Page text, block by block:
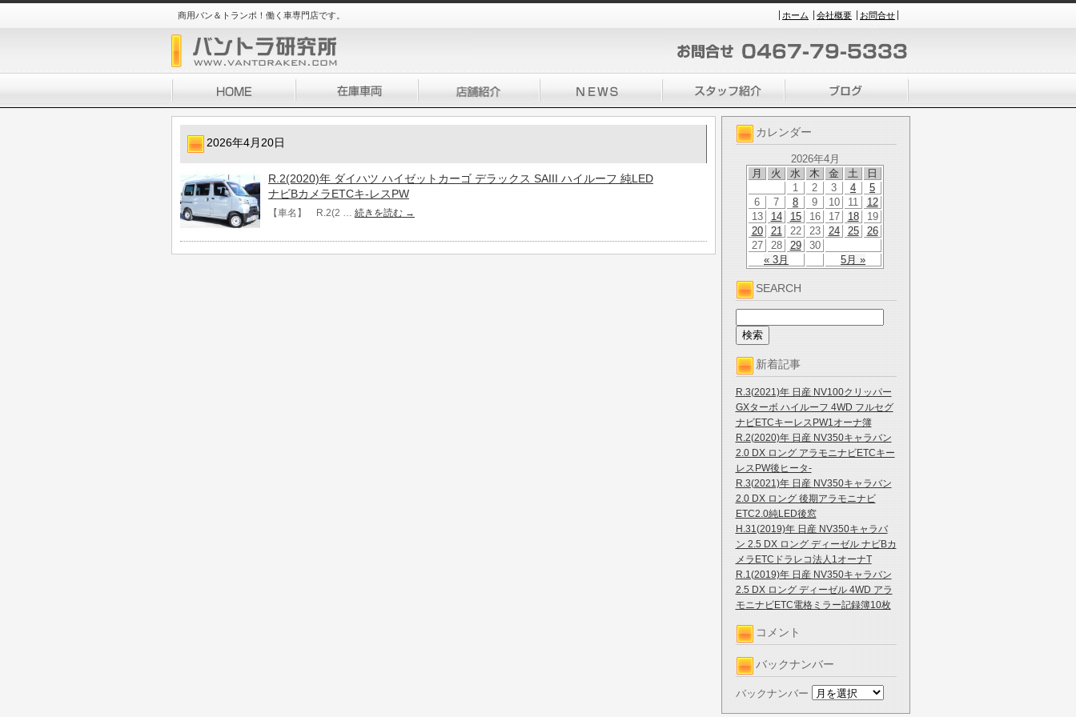
商用バン＆トランポ！働く車専門店です。 ホーム 会社概要 お問合せ
カレンダー
2026年4月
月
火 水 木 金 土 日
« 3月 5月 »
1 2 3 4
5
6
7 8 9 10 11
12
13
14 15 16 17 18
19
20
21 22 23 24 25
26
27
28 29 30
SEARCH
新着記事
R.3(2021)年 日産 NV100クリッパー
GXターボ ハイルーフ 4WD フルセグ
ナビETCキーレスPW1オーナ簿
R.2(2020)年 日産 NV350キャラバン
2.0 DX ロング アラモニナビETCキー
レスPW後ヒータ-
R.3(2021)年 日産 NV350キャラバン
2.0 DX ロング 後期アラモニナビ
ETC2.0純LED後窓
H.31(2019)年 日産 NV350キャラバ
ン 2.5 DX ロング ディーゼル ナビBカ
メラETCドラレコ法人1オーナT
R.1(2019)年 日産 NV350キャラバン
2.5 DX ロング ディーゼル 4WD アラ
モニナビETC電格ミラー記録簿10枚
コメント
バックナンバー
バックナンバー
2026年4月20日
R.2(2020)年 ダイハツ ハイゼットカーゴ デラックス SAIII ハイルーフ 純LED
ナビBカメラETCキ-レスPW
【車名】 R.2(2 … 続きを読む →